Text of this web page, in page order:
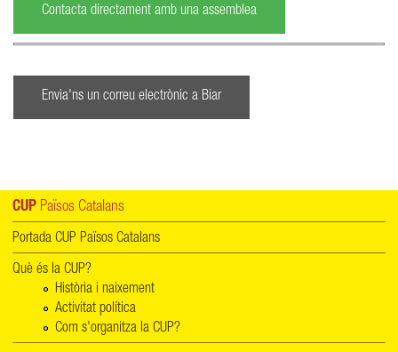
Contacta directament amb una assemblea
Envia'ns un correu electrònic a Biar
CUP Països Catalans
Portada CUP Països Catalans
Què és la CUP?
Història i naixement
Activitat política
Com s'organitza la CUP?